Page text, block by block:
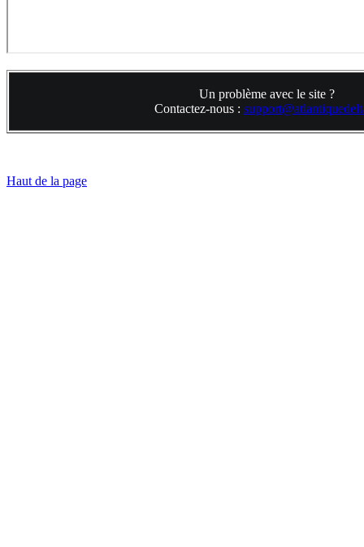
Un problème avec le site ?
Contactez-nous :
Haut de la page